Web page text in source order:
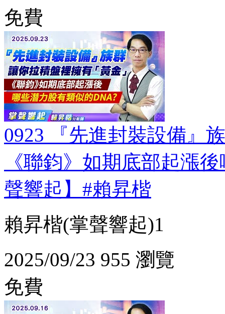
免費
0923 『先進封裝設備』
《聯鈞》如期底部起漲
聲響起】#賴昇楷
賴昇楷(掌聲響起)1
2025/09/23 955 瀏覽
免費